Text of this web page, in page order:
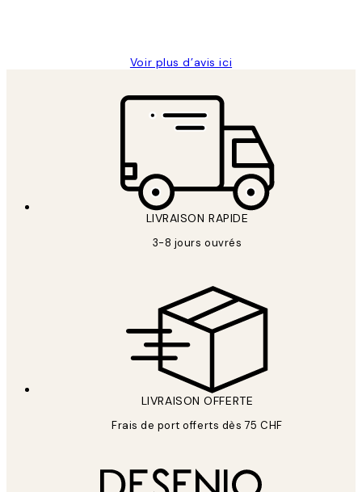
Voir plus d’avis ici
LIVRAISON RAPIDE
3-8 jours ouvrés
LIVRAISON OFFERTE
Frais de port offerts dès 75 CHF